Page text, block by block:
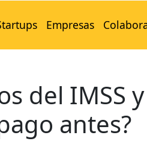
Empresas
del IMSS
antes?